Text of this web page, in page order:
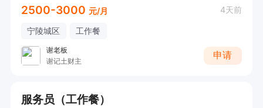
2500-3000 元/月 4天前
宁陵城区 工作餐
谢老板
谢记土财主
申请
服务员（工作餐）